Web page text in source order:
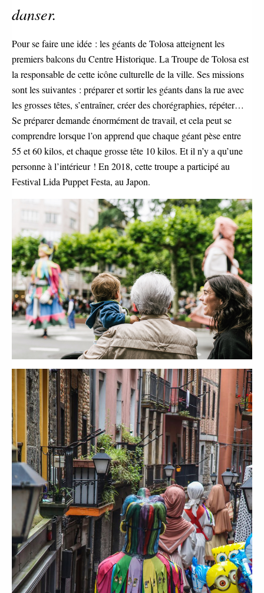
danser.
Pour se faire une idée : les géants de Tolosa atteignent les
premiers balcons du Centre Historique. La Troupe de Tolosa est
la responsable de cette icône culturelle de la ville. Ses missions
sont les suivantes : préparer et sortir les géants dans la rue avec
les grosses têtes, s’entraîner, créer des chorégraphies, répéter…
Se préparer demande énormément de travail, et cela peut se
comprendre lorsque l’on apprend que chaque géant pèse entre
55 et 60 kilos, et chaque grosse tête 10 kilos. Et il n’y a qu’une
personne à l’intérieur ! En 2018, cette troupe a participé au
Festival Lida Puppet Festa, au Japon.